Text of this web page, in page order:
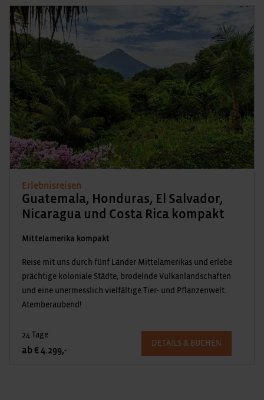
Erlebnisreisen
Guatemala, Honduras, El Salvador,
Nicaragua und Costa Rica kompakt
Mittelamerika kompakt
Reise mit uns durch fünf Länder Mittelamerikas und erlebe
prächtige koloniale Städte, brodelnde Vulkanlandschaften
und eine unermesslich vielfältige Tier- und Pflanzenwelt.
Atemberaubend!
24 Tage
ab € 4.299,-
DETAILS & BUCHEN